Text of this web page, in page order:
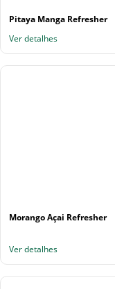
Pitaya Manga Refresher
Ver detalhes
Morango Açai Refresher
Ver detalhes